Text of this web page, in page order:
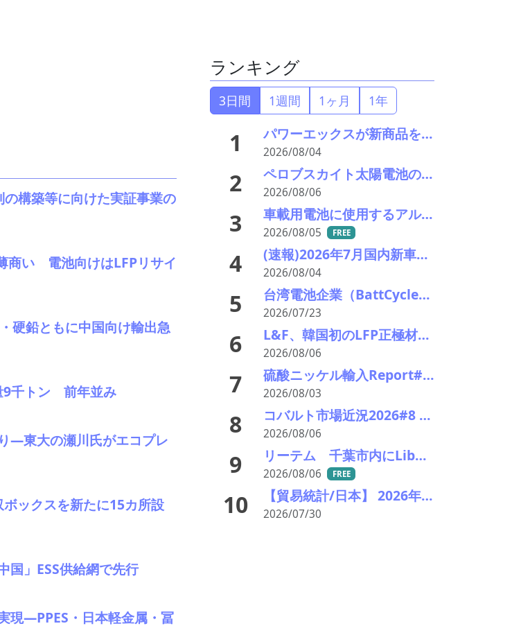
構築等に向けた実証事業の
商い 電池向けはLFPリサイ
鉛ともに中国向け輸出急
千トン 前年並み
―東大の瀬川氏がエコプレ
ックスを新たに15カ所設
国」ESS供給網で先行
現―PPES・日本軽金属・冨
ランキング
3日間 1週間 1ヶ月 1年
1 パワーエックスが新商品を発表―大型蓄電とワンパッケージを訴求
2026/08/04
2 ペロブスカイト太陽電池の強みはリサイクル性にあり―東大の瀬川氏がエコプレミアムクラブで講演
2026/08/06
3 車載用電池に使用するアルミ材の水平リサイクルを実現―PPES・日本軽金属・冨士発條・PEX
2026/08/05 FREE
4 (速報)2026年7月国内新車販売 41万7千台 前年同月比7%増加 4か月連続プラス
2026/08/04
5 台湾電池企業（BattCycle）四国に蓄電池リサイクル工場を建設 日台の重要鉱物協力の一環に 阪和興業も参画
2026/07/23
6 L&F、韓国初のLFP正極材料量産ラインを稼働 「非中国」ESS供給網で先行
2026/08/06
7 硫酸ニッケル輸入Report#90 2026年中盤輸入回復の兆し
2026/08/03
8 コバルト市場近況2026#8 小動き、オフシーズンで薄商い 電池向けはLFPリサイクルが重荷
2026/08/06
9 リーテム 千葉市内にLibなどの小型充電式電池回収ボックスを新たに15カ所設置
2026/08/06 FREE
10 【貿易統計/日本】 2026年6月の廃バッテリー輸出推移統計
2026/07/30